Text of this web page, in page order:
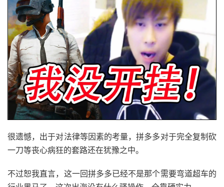
很遗憾，出于对法律等因素的考量，拼多多对于完全复制砍
一刀等丧心病狂的套路还在犹豫之中。
不过恕我直言，这一回拼多多已经不是那个需要弯道超车的